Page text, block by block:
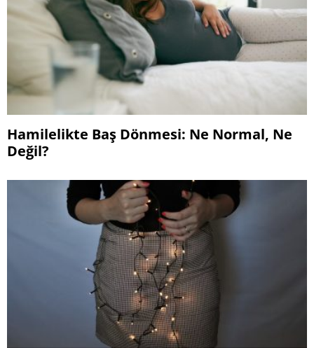
Hamilelikte Baş Dönmesi: Ne Normal, Ne
Değil?